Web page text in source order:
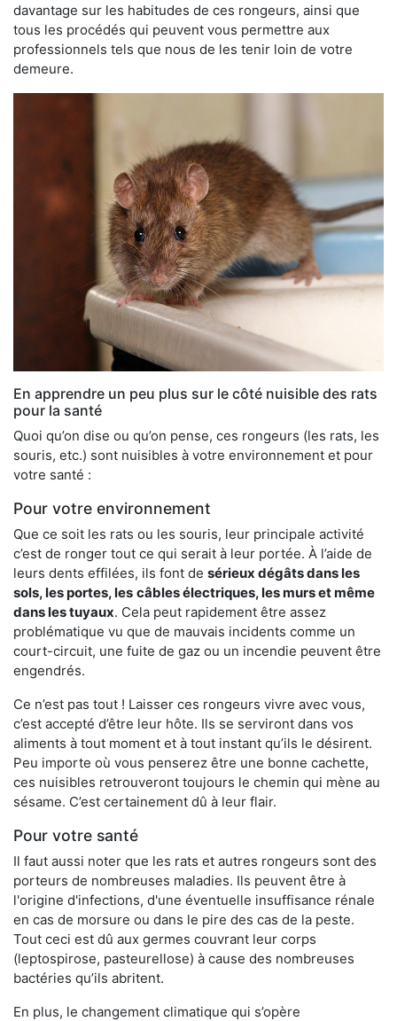
davantage sur les habitudes de ces rongeurs, ainsi que
tous les procédés qui peuvent vous permettre aux
professionnels tels que nous de les tenir loin de votre
demeure.
En apprendre un peu plus sur le côté nuisible des rats
pour la santé
Quoi qu’on dise ou qu’on pense, ces rongeurs (les rats, les
souris, etc.) sont nuisibles à votre environnement et pour
votre santé :
Pour votre environnement
Que ce soit les rats ou les souris, leur principale activité
c’est de ronger tout ce qui serait à leur portée. À l’aide de
leurs dents effilées, ils font de sérieux dégâts dans les
sols, les portes, les câbles électriques, les murs et même
dans les tuyaux. Cela peut rapidement être assez
problématique vu que de mauvais incidents comme un
court-circuit, une fuite de gaz ou un incendie peuvent être
engendrés.
Ce n’est pas tout ! Laisser ces rongeurs vivre avec vous,
c’est accepté d’être leur hôte. Ils se serviront dans vos
aliments à tout moment et à tout instant qu’ils le désirent.
Peu importe où vous penserez être une bonne cachette,
ces nuisibles retrouveront toujours le chemin qui mène au
sésame. C’est certainement dû à leur flair.
Pour votre santé
Il faut aussi noter que les rats et autres rongeurs sont des
porteurs de nombreuses maladies. Ils peuvent être à
l'origine d'infections, d'une éventuelle insuffisance rénale
en cas de morsure ou dans le pire des cas de la peste.
Tout ceci est dû aux germes couvrant leur corps
(leptospirose, pasteurellose) à cause des nombreuses
bactéries qu’ils abritent.
En plus, le changement climatique qui s’opère